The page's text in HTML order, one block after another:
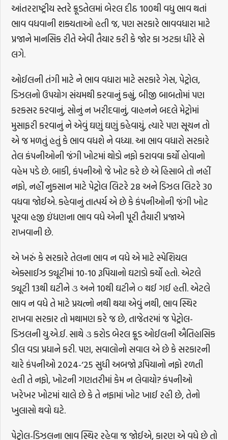
આંતરરાષ્ટ્રીય સ્તરે ક્રૂડતેલમાં બેરલ દીઠ 100થી વધુ ભાવ થતાં
ભાવ વધવાની શક્યતાઓ હતી જ, પણ સરકારે ભાવવધારા માટે
પ્રજાને માનસિક રીતે એવી તૈયાર કરી કે જોર કા ઝટકા ધીરે સે
લગે.
ઓઈલની તંગી માટે ને ભાવ વધારા માટે સરકારે ગેસ, પેટ્રોલ,
ડિઝલનો ઉપયોગ સંયમથી કરવાનું કહ્યું, બીજી બાબતોમાં પણ
કરકસર કરવાનું, સોનું ન ખરીદવાનું, વાહનને બદલે મેટ્રોમાં
મુસાફરી કરવાનું ને એવું ઘણું ઘણું કહેવાયું, ત્યારે પણ સૂચન તો
એ જ મળતું હતું કે ભાવ વધશે ને વધ્યા. આ ભાવ વધારો સરકારે
તેલ કંપનીઓની જંગી ખોટમાં થોડો નફો કરાવવા કર્યો હોવાનો
વહેમ પડે છે. બાકી, કંપનીઓ જે ખોટ કરે છે એ હિસાબે તો નહીં
નફો, નહીં નુકસાન માટે પેટ્રોલ લિટરે 28 અને ડિઝલ લિટરે 30
વધવા જોઈએ. કહેવાનું તાત્પર્ય એ છે કે કંપનીઓની જંગી ખોટ
પૂરવા હજી ઇંધણના ભાવ વધે એની પૂરી તૈયારી પ્રજાએ
રાખવાની છે.
એ ખરું કે સરકારે તેલના ભાવ ન વધે એ માટે સ્પેશિયલ
એક્સાઈઝ ડ્યૂટીમાં 10-10 રૂપિયાનો ઘટાડો કર્યો હતો. એટલે
ડ્યૂટી 13થી ઘટીને ૩ અને 10થી ઘટીને ૦ થઈ ગઈ હતી. એટલે
ભાવ ન વધે તે માટે પ્રયત્નો નથી થયા એવું નથી, ભાવ સ્થિર
રાખવા સરકાર તો મથામણ કરે જ છે, તાજેતરમાં જ પેટ્રોલ-
ડિઝલની યુ.એ.ઈ. સાથે ૩ કરોડ બેરલ ક્રૂડ ઓઈલની ઐતિહાસિક
ડીલ વડા પ્રધાને કરી. પણ, સવાલોનો સવાલ એ છે કે સરકારની
ચારે કંપનીઓ 2024-‘25 સુધી અબજો રૂપિયાનો નફો રળતી
હતી તે નફો, ખોટની ગણતરીમાં કેમ ન લેવાયો? કંપનીઓ
ખરેખર ખોટમાં ચાલે છે કે તે નફામાં ખોટ ખાઈ રહી છે, તેનો
ખુલાસો થવો ઘટે.
પેટ્રોલ-ડિઝલના ભાવ સ્થિર રહેવા જ જોઈએ, કારણ એ વધે છે તો